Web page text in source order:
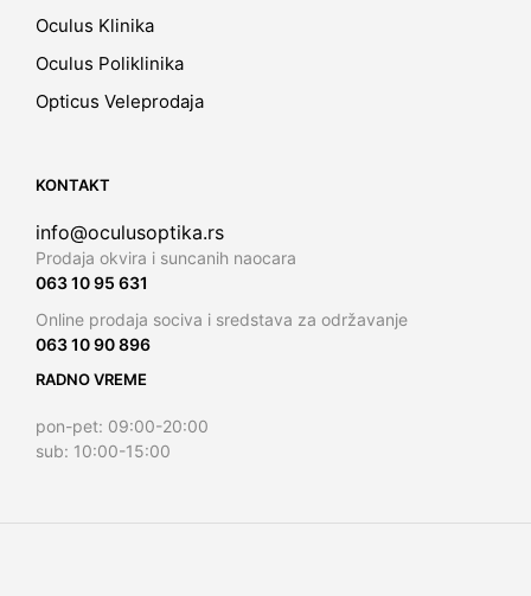
Oculus Klinika
Oculus Poliklinika
Opticus Veleprodaja
KONTAKT
info@oculusoptika.rs
Prodaja okvira i suncanih naocara
063 10 95 631
Online prodaja sociva i sredstava za održavanje
063 10 90 896
RADNO VREME
pon-pet: 09:00-20:00
sub: 10:00-15:00